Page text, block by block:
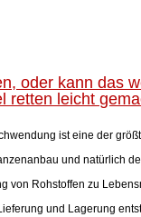
oder kann das
retten leicht
ist eine der
und natürlich
von Rohstoffen zu
und Lagerung